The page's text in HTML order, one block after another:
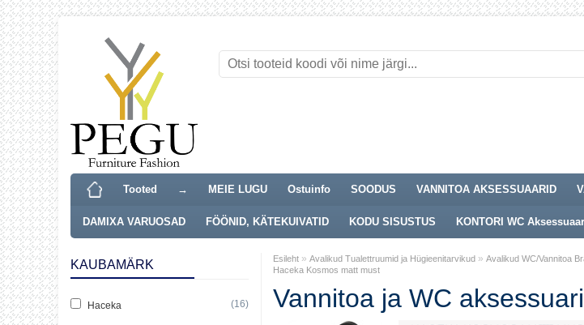
Tooted → MEIE LUGU Ostuinfo SOODUS VANNITOA AKSESSUAARID
DAMIXA VARUOSAD FÖÖNID, KÄTEKUIVATID KODU SISUSTUS KONTORI WC
KAUBAMÄRK
(16)
Haceka
Esileht » Avalikud Tualettruumid ja Hügieenitarvikud » Avalikud WC/Vannitoa
Haceka Kosmos matt must
Vannitoa ja WC